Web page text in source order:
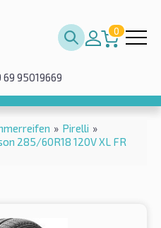
0
95019669
» Pirelli »
285/60R18 120V XL FR